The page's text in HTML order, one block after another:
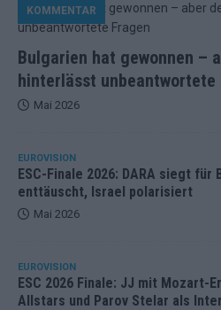
Bulgarien hat gewonnen –
hinterlässt unbeantwortete
KOMMENTAR
Mai 2026
EUROVISION
ESC-Finale 2026: DARA siegt für
enttäuscht, Israel polarisiert
Mai 2026
EUROVISION
ESC 2026 Finale: JJ mit Mozart-
Allstars und Parov Stelar als